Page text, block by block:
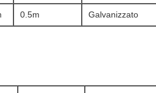
0.5m Galvanizzato